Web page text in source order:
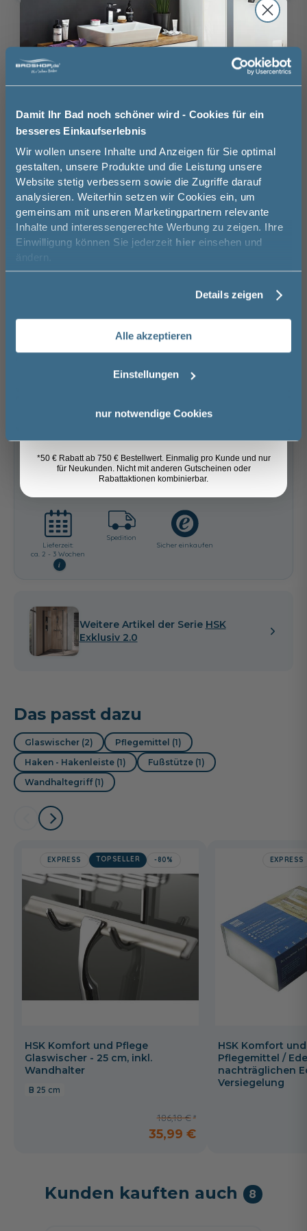
Damit Ihr Bad noch schöner wird - Cookies für ein
besseres Einkaufserlebnis
Wir wollen unsere Inhalte und Anzeigen für Sie optimal
gestalten, unsere Produkte und die Leistung unsere
Website stetig verbessern sowie die Zugriffe darauf
analysieren. Weiterhin setzen wir Cookies ein, um
gemeinsam mit unseren Marketingpartnern relevante
Inhalte und interessengerechte Werbung zu zeigen. Ihre
Einwilligung können Sie jederzeit hier einsehen und
ändern.
Details zeigen
Alle akzeptieren
Einstellungen
nur notwendige Cookies
ohne
Aufmaßservice
mit Aufmaßservice
130,00 €
439,00 €
Auswahl zurücksetzen
Brauchen Sie Hilfe bei der Konfiguration?
Wir beraten Sie gern.
03606 / 50 77 70
Unsere Ausstellung besuchen
Basispreis
989,00 €
Versandkostenfrei innerhalb Deutschlands
Versand ins Ausland zzgl.Versandkosten
Artikel merken
Lieferzeit:
ca. 2 - 3 Wochen
i
Spedition
Sicher einkaufen
Weitere Artikel der Serie HSK
Exklusiv 2.0
Das passt dazu
Glaswischer (2)
Pflegemittel (1)
Haken - Hakenleiste (1)
Fußstütze (1)
Wandhaltegriff (1)
EXPRESS TOPSELLER -80%
HSK Komfort und Pflege
Glaswischer - 25 cm, inkl.
Wandhalter
25 cm
186,18 €
35,99 €
EXPRESS
HSK Komfort
Pflegemittel /
nachträglichen
Versiegelung
Kunden kauften auch 8
Jetzt 50 € sparen!
Melde Sie sich hier zu unserem
Newsletter an und sparen Sie
50€* auf Ihre Bestellung!
Vorname
Email
Anmelden
*50 € Rabatt ab 750 € Bestellwert. Einmalig pro Kunde und nur
für Neukunden. Nicht mit anderen Gutscheinen oder
Rabattaktionen kombinierbar.